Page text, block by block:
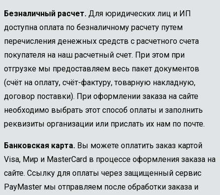
Безналичный расчет. Для юридических лиц и ИП
доступна оплата по безналичному расчету путем
перечисления денежных средств с расчетного счета
покупателя на наш расчетный счет. При этом при
отгрузке мы предоставляем весь пакет документов
(счёт на оплату, счёт-фактуру, товарную накладную,
договор поставки). При оформлении заказа на сайте
необходимо выбрать этот способ оплаты и заполнить
реквизиты организации или прислать их нам по почте.
Банковская карта. Вы можете оплатить заказ картой
Visa, Мир и MasterCard в процессе оформления заказа на
сайте. Ссылку для оплаты через защищенный сервис
PayMaster мы отправляем после обработки заказа и